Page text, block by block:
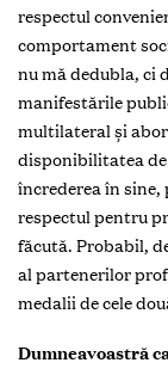
respectul
comportament
nu mă dedubla, ci
manifestările
multilateral și
disponibilitatea de
încrederea în sine,
respectul pentru
făcută. Probabil,
al partenerilor
medalii de cele
Dumneavoastră